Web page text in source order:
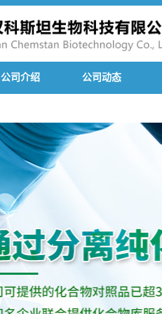
公司介绍 公司动态